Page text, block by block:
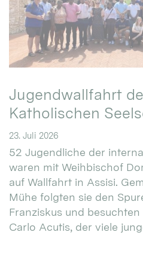
Jugendwallfahrt
Katholischen
23. Juli 2026
52 Jugendliche der
waren mit Weihbischof
auf Wallfahrt in Assisi.
Mühe folgten sie den
Franziskus und
Carlo Acutis, der viele